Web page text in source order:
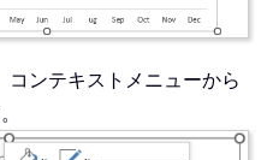
コンテキストメニューから